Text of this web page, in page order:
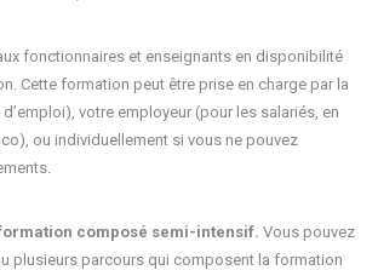
fonctionnaires et enseignants en disponibilité
Cette formation peut être prise en charge par la
votre employeur (pour les salariés, en
ou individuellement si vous ne pouvez
composé semi-intensif. Vous pouvez
plusieurs parcours qui composent la formation